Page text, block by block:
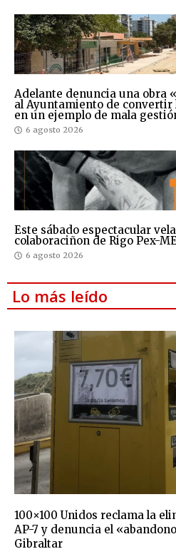
Adelante denuncia una obra
al Ayuntamiento de convertir
en un ejemplo de mala
6 agosto 2026
Este sábado espectacular
colaboraciñon de Rigo Pex-
6 agosto 2026
Lo más leído
100×100 Unidos reclama la
AP-7 y denuncia el
Gibraltar